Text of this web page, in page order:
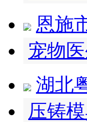
恩施
宠物
湖北
压铸